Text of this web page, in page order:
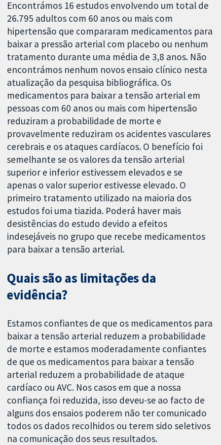
Encontrámos 16 estudos envolvendo um total de
26.795 adultos com 60 anos ou mais com
hipertensão que compararam medicamentos para
baixar a pressão arterial com placebo ou nenhum
tratamento durante uma média de 3,8 anos. Não
encontrámos nenhum novos ensaio clínico nesta
atualização da pesquisa bibliográfica. Os
medicamentos para baixar a tensão arterial em
pessoas com 60 anos ou mais com hipertensão
reduziram a probabilidade de morte e
provavelmente reduziram os acidentes vasculares
cerebrais e os ataques cardíacos. O benefício foi
semelhante se os valores da tensão arterial
superior e inferior estivessem elevados e se
apenas o valor superior estivesse elevado. O
primeiro tratamento utilizado na maioria dos
estudos foi uma tiazida. Poderá haver mais
desistências do estudo devido a efeitos
indesejáveis no grupo que recebe medicamentos
para baixar a tensão arterial.
Quais são as limitações da
evidência?
Estamos confiantes de que os medicamentos para
baixar a tensão arterial reduzem a probabilidade
de morte e estamos moderadamente confiantes
de que os medicamentos para baixar a tensão
arterial reduzem a probabilidade de ataque
cardíaco ou AVC. Nos casos em que a nossa
confiança foi reduzida, isso deveu-se ao facto de
alguns dos ensaios poderem não ter comunicado
todos os dados recolhidos ou terem sido seletivos
na comunicação dos seus resultados.